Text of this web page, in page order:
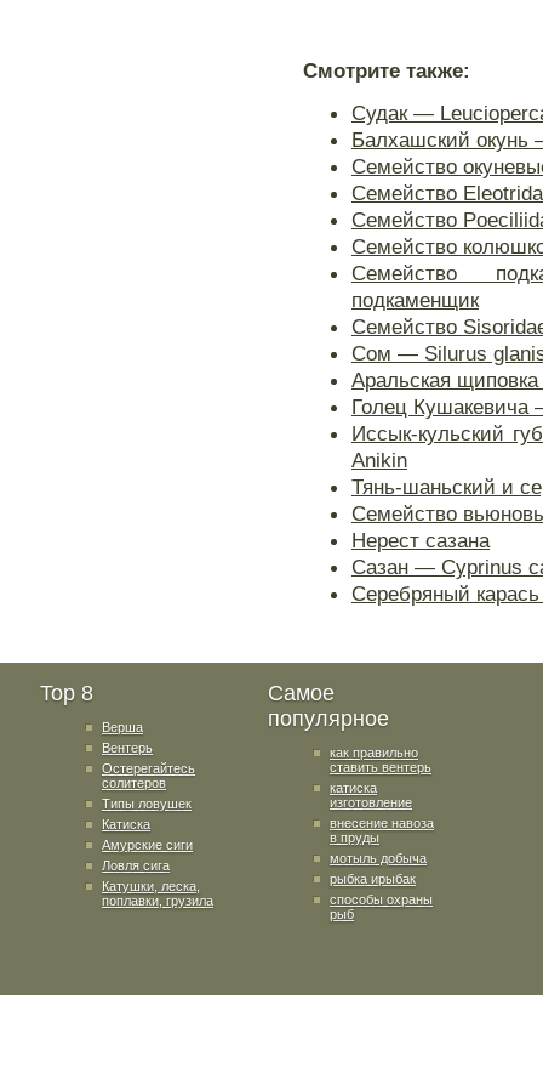
Смотрите также:
Судак —
Балхашский окунь
Семейство
Семейство
Семейство
Семейство
Семейство
подкаменщик
Семейство
Сом — Silurus
Аральская
Голец Кушакевича
Иссык-кульский
Anikin
Тянь-шаньский и
Семейство
Нерест сазана
Сазан — Cyprinus
Серебряный
Top 8
Верша
Вентерь
Остерегайтесь
солитеров
Типы ловушек
Катиска
Амурские сиги
Ловля сига
Катушки, леска,
поплавки, грузила
Самое
популярное
как правильно
ставить вентерь
катиска
изготовление
внесение навоза
в пруды
мотыль добыча
рыбка ирыбак
способы охраны
рыб